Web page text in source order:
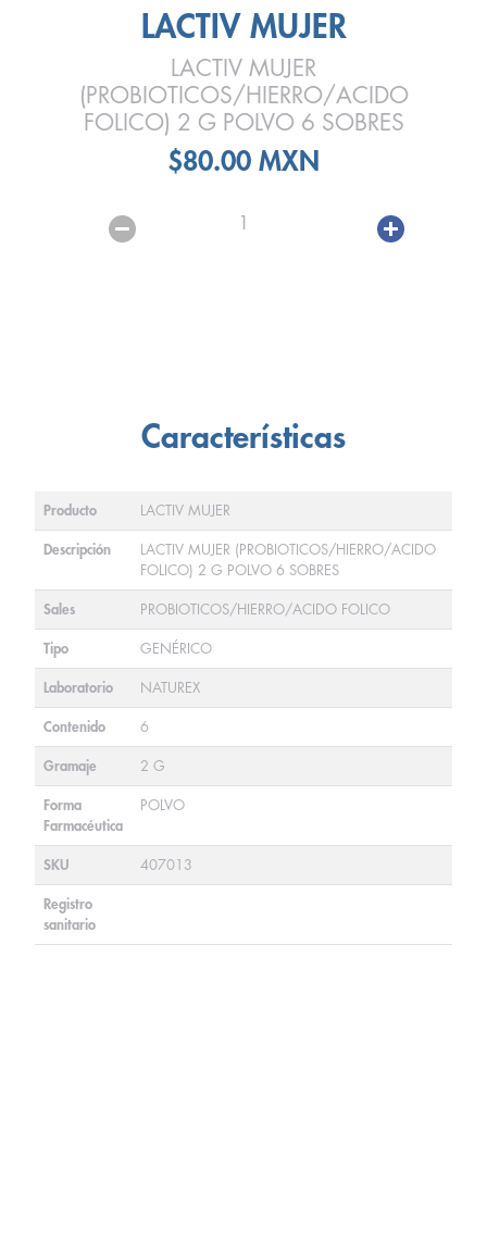
LACTIV MUJER
LACTIV MUJER
(PROBIOTICOS/HIERRO/ACIDO
FOLICO) 2 G POLVO 6 SOBRES
$80.00 MXN
1
Características
Producto LACTIV MUJER
Descripción
LACTIV MUJER (PROBIOTICOS/HIERRO/ACIDO
FOLICO) 2 G POLVO 6 SOBRES
Sales PROBIOTICOS/HIERRO/ACIDO FOLICO
Tipo GENÉRICO
Laboratorio NATUREX
Contenido 6
Gramaje 2 G
Forma
Farmacéutica
POLVO
SKU 407013
Registro
sanitario